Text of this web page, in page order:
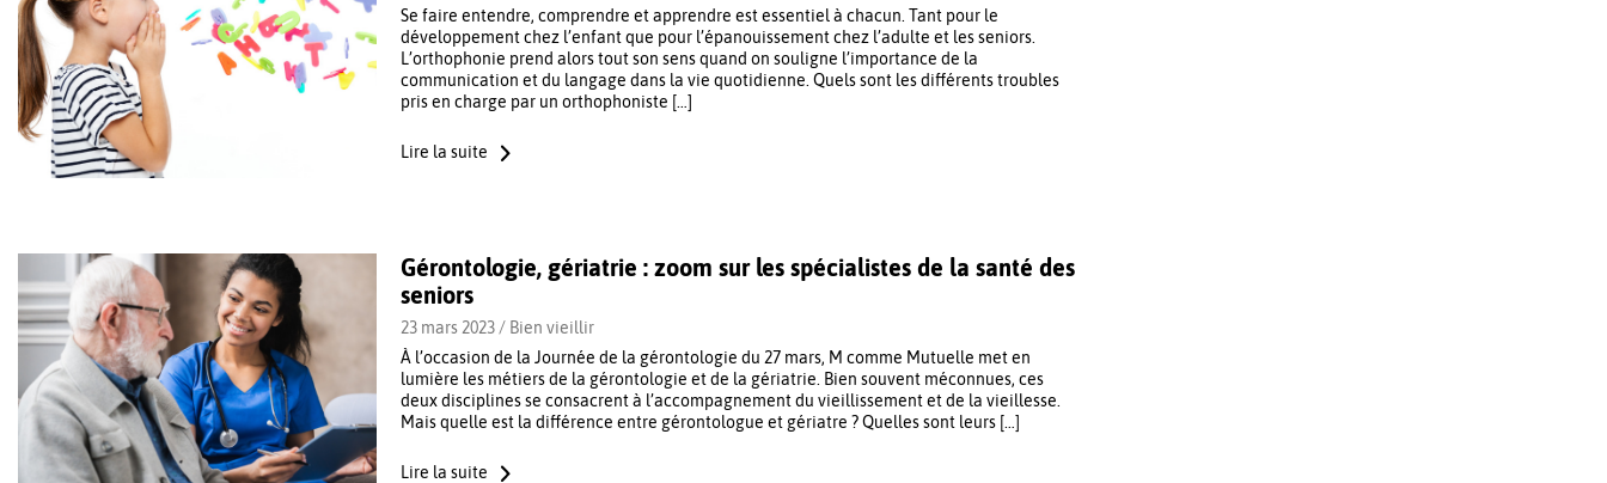
Se faire entendre, comprendre et apprendre est essentiel à chacun. Tant pour le
développement chez l’enfant que pour l’épanouissement chez l’adulte et les seniors.
L’orthophonie prend alors tout son sens quand on souligne l’importance de la
communication et du langage dans la vie quotidienne. Quels sont les différents troubles
pris en charge par un orthophoniste […]
Lire la suite
Gérontologie, gériatrie : zoom sur les spécialistes de la santé des
seniors
23 mars 2023 / Bien vieillir
À l’occasion de la Journée de la gérontologie du 27 mars, M comme Mutuelle met en
lumière les métiers de la gérontologie et de la gériatrie. Bien souvent méconnues, ces
deux disciplines se consacrent à l’accompagnement du vieillissement et de la vieillesse.
Mais quelle est la différence entre gérontologue et gériatre ? Quelles sont leurs […]
Lire la suite